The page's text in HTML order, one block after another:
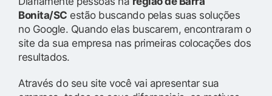
Bonita/SC estão buscando pelas suas soluções
no Google. Quando elas buscarem, encontraram o
site da sua empresa nas primeiras colocações dos
resultados.
Através do seu site você vai apresentar sua